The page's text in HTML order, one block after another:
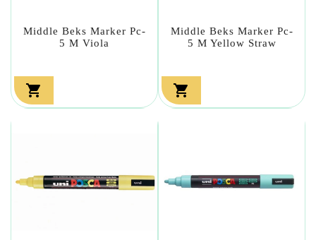
Middle Beks Marker Pc-
5 M Viola

Middle Beks Marker Pc-
5 M Yellow Straw
